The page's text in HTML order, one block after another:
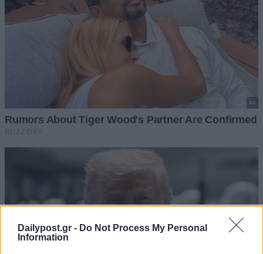
Dailypost.gr - Do Not Process My Personal
Information